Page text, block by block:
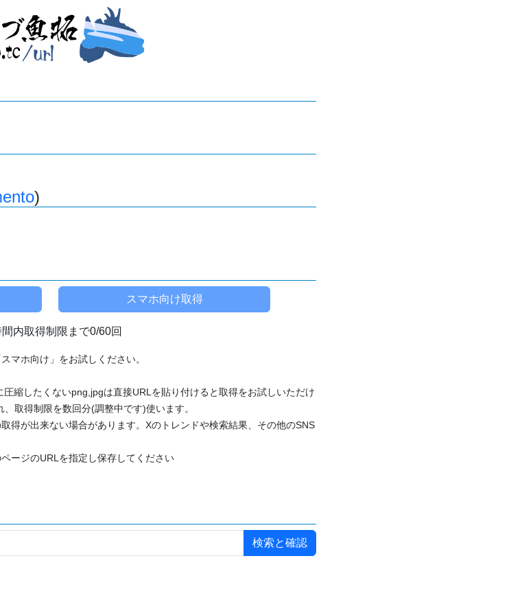
)
内取得制限まで0/60回
マホ向け」をお試しください。
縮したくないpng,jpgは直接URLを貼り付けると取得をお試しいただけ
取得制限を数回分(調整中です)使います。
得が出来ない場合があります。Xのトレンドや検索結果、その他のSNS
ージのURLを指定し保存してください